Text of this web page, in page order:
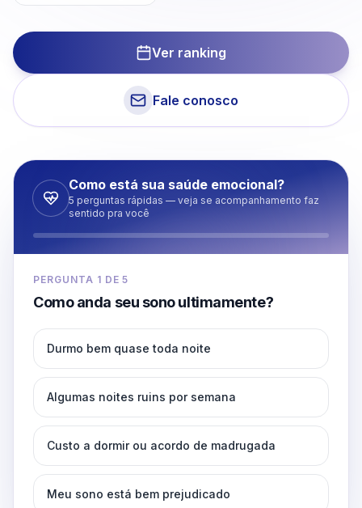
Ver ranking
Fale conosco
Como está sua saúde emocional?
5 perguntas rápidas — veja se acompanhamento faz
sentido pra você
PERGUNTA 1 DE5
Como anda seu sono ultimamente?
Durmo bem quase toda noite
Algumas noites ruins por semana
Custo a dormir ou acordo de madrugada
Meu sono está bem prejudicado